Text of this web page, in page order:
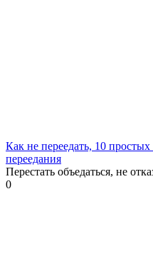
Как не переедать, 10
переедания
Перестать объедаться, не
0